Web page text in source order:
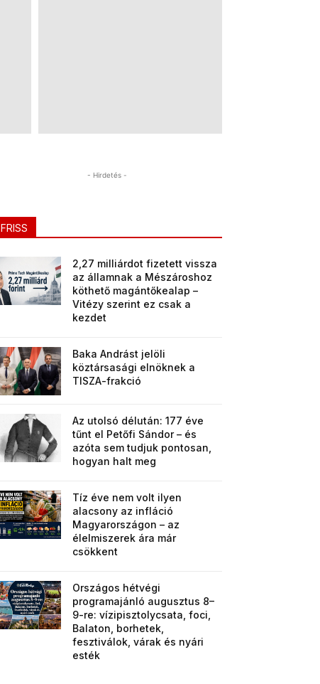
- Hirdetés -
FRISS
2,27 milliárdot fizetett vissza
az államnak a Mészároshoz
köthető magántőkealap –
Vitézy szerint ez csak a
kezdet
Baka Andrást jelöli
köztársasági elnöknek a
TISZA-frakció
Az utolsó délután: 177 éve
tűnt el Petőfi Sándor – és
azóta sem tudjuk pontosan,
hogyan halt meg
Tíz éve nem volt ilyen
alacsony az infláció
Magyarországon – az
élelmiszerek ára már
csökkent
Országos hétvégi
programajánló augusztus 8–
9-re: vízipisztolycsata, foci,
Balaton, borhetek,
fesztiválok, várak és nyári
esték